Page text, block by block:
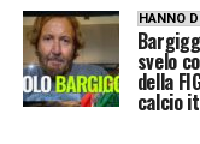
HANNO
svelo
della
calcio